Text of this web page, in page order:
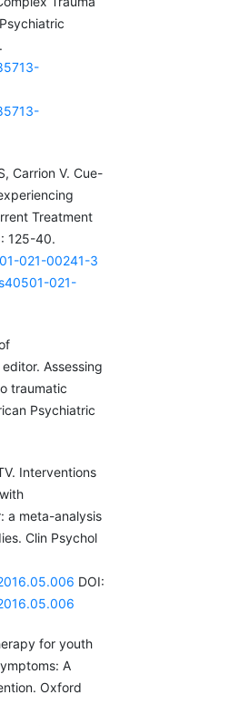
Carrion V. Cue-
Treatment
125-40.
021-00241-3
021-
Assessing
traumatic
Psychiatric
Interventions
a meta-analysis
Clin Psychol
DOI:
for youth
A
Oxford